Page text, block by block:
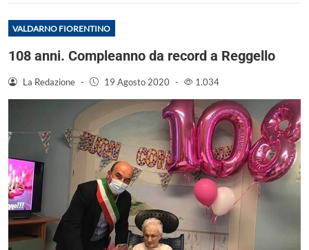
VALDARNO FIORENTINO
108 anni. Compleanno da record a Reggello
La Redazione - 19 Agosto 2020 - 1.034